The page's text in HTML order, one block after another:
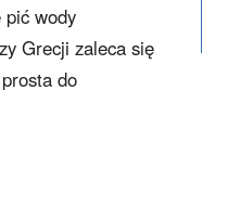
pić wody
Grecji zaleca się
do